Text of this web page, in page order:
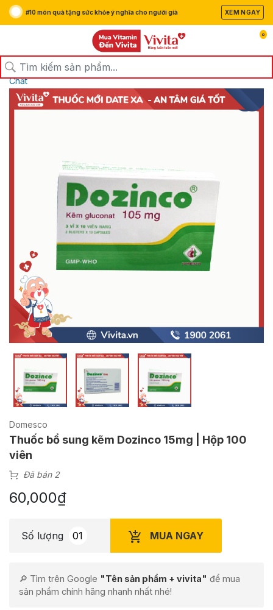
#10 món quà tặng sức khỏe ý nghĩa cho người già XEM NGAY
0
Trang chủ/Sản Phẩm/Thuốc
Chất
Domesco
Thuốc bổ sung kẽm Dozinco 15mg | Hộp 100
viên
Đã bán 2
60,000₫
Số lượng MUA NGAY
🔎 Tìm trên Google "Tên sản phẩm + vivita" để mua
sản phẩm chính hãng nhanh nhất nhé!